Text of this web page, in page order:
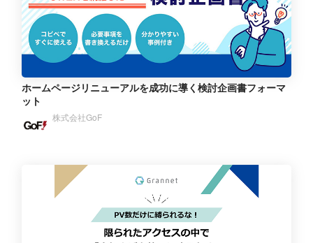
ホームページリニューアルを成功に導く検討企画書フォーマ
ット
株式会社GoF